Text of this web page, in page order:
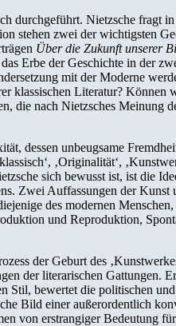
Nietzsche fragt
stehen zwei der wichtigsten
Über die Zukunft unserer
Erbe der Geschichte in der
mit der Moderne
klassischen Literatur? Können
nach Nietzsches Meinung
dessen unbeugsame
‚Originalität‘,
sich bewusst ist, ist die
Zwei Auffassungen der
des modernen
und Reproduktion,
der Geburt des
der literarischen Gattungen.
bewertet die politischen
Bild einer außerordentlich
von erstrangiger Bedeutung